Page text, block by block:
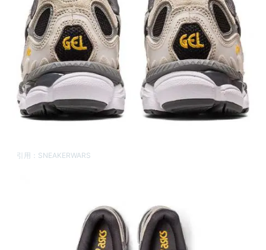
引用： SNEAKERWARS